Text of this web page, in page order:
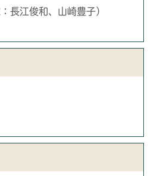
長江俊和、山崎豊子）